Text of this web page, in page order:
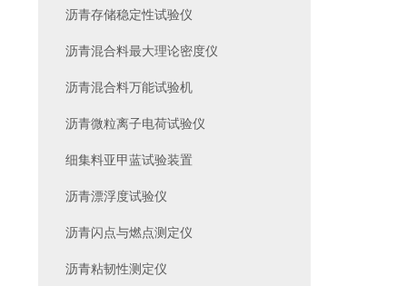
沥青存储稳定性试验仪
沥青混合料最大理论密度仪
沥青混合料万能试验机
沥青微粒离子电荷试验仪
细集料亚甲蓝试验装置
沥青漂浮度试验仪
沥青闪点与燃点测定仪
沥青粘韧性测定仪